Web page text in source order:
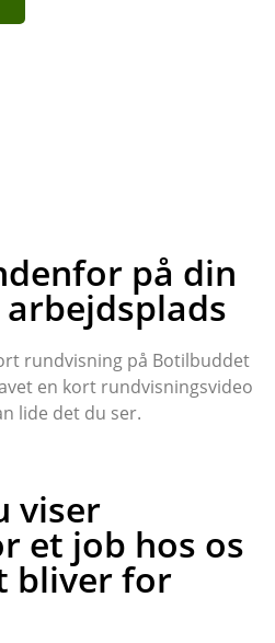
på din
rundvisning på Botilbuddet
en kort rundvisningsvideo
lide det du ser.
viser
et job hos os
bliver for